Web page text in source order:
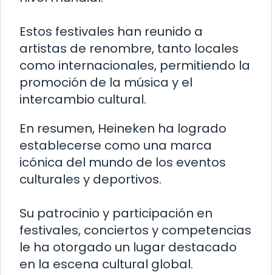
Estos festivales han reunido a
artistas de renombre, tanto locales
como internacionales, permitiendo la
promoción de la música y el
intercambio cultural.
En resumen, Heineken ha logrado
establecerse como una marca
icónica del mundo de los eventos
culturales y deportivos.
Su patrocinio y participación en
festivales, conciertos y competencias
le ha otorgado un lugar destacado
en la escena cultural global.